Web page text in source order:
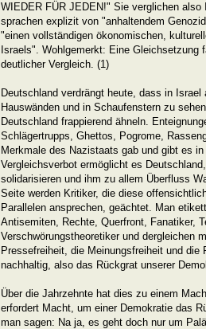
WIEDER FÜR JEDEN!" Sie verglichen
sprachen explizit von "anhaltendem
"einen vollständigen ökonomischen,
Israels". Wohlgemerkt: Eine Gleichsetzung
deutlicher Vergleich. (1)
Deutschland verdrängt heute, dass in Israel
Hauswänden und in Schaufenstern zu
Deutschland frappierend ähneln.
Schlägertrupps, Ghettos, Pogrome,
Merkmale des Nazistaats gab und gibt es
Vergleichsverbot ermöglicht es
solidarisieren und ihm zu allem Überfluss
Seite werden Kritiker, die diese
Parallelen ansprechen, geächtet. Man
Antisemiten, Rechte, Querfront, Fanatiker,
Verschwörungstheoretiker und dergleichen
Pressefreiheit, die Meinungsfreiheit und die
nachhaltig, also das Rückgrat unserer
Über die Jahrzehnte hat dies zu einem
erfordert Macht, um einer Demokratie das
man sagen: Na ja, es geht doch nur um